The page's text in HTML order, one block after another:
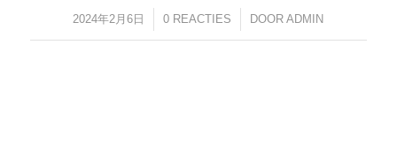
2024年2月6日
/ 0 REACTIES
/ DOORADMIN